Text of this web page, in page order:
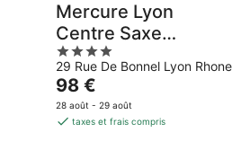
Mercure Lyon
Centre Saxe
Lafayette
4
out
of
5
29 Rue De Bonnel Lyon Rhone
Le
prix
est
98 €
28 août - 29 août
taxes et frais compris